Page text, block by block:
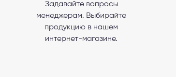
Задавайте вопросы
менеджерам. Выбирайте
продукцию в нашем
интернет-магазине.